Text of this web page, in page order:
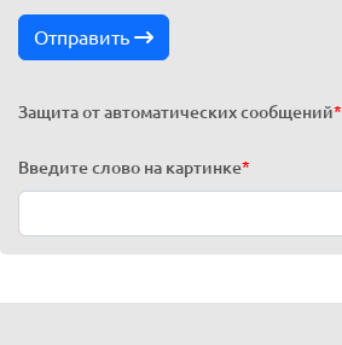
Отправить
Защита от автоматических сообщений*
Введите слово на картинке*